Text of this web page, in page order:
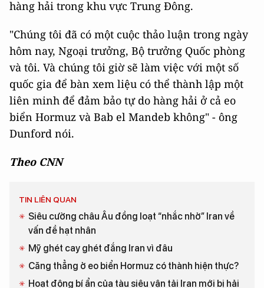
hàng hải trong khu vực Trung Đông.
"Chúng tôi đã có một cuộc thảo luận trong ngày
hôm nay, Ngoại trưởng, Bộ trưởng Quốc phòng
và tôi. Và chúng tôi giờ sẽ làm việc với một số
quốc gia để bàn xem liệu có thể thành lập một
liên minh để đảm bảo tự do hàng hải ở cả eo
biển Hormuz và Bab el Mandeb không" - ông
Dunford nói.
Theo CNN
TIN LIÊN QUAN
Siêu cường châu Âu đồng loạt “nhắc nhở” Iran về
vấn đề hạt nhân
Mỹ ghét cay ghét đắng Iran vì đâu
Căng thẳng ở eo biển Hormuz có thành hiện thực?
Hoạt động bí ẩn của tàu siêu vận tải Iran mới bị hải